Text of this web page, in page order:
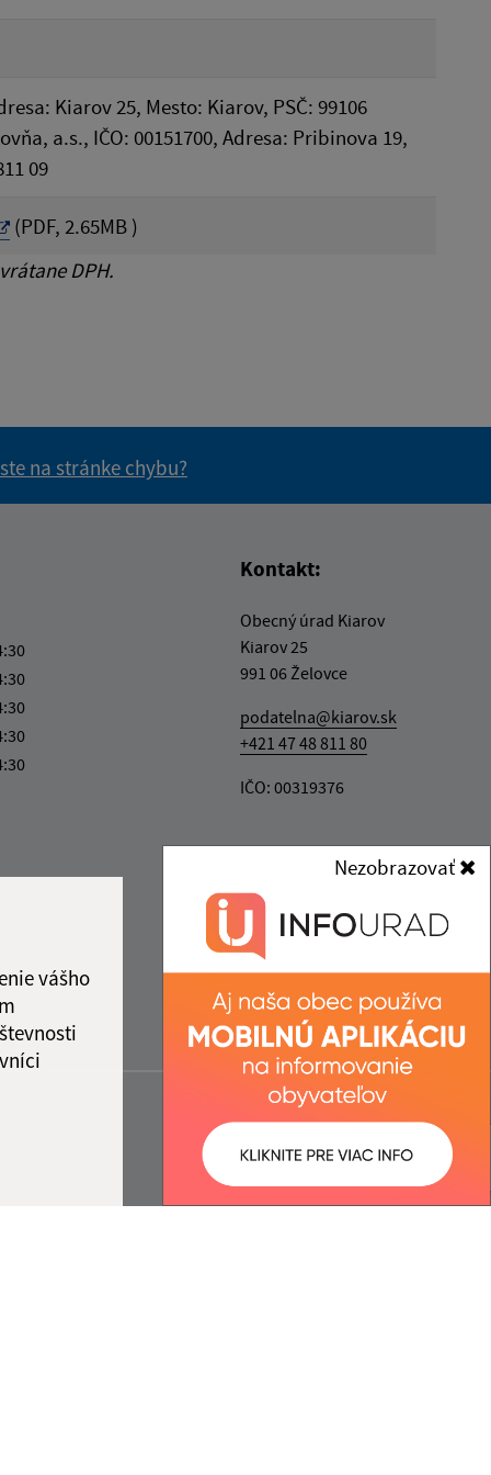
vášho
Nezobrazovať
Kiarov 25, Mesto: Kiarov, PSČ: 99106
a.s., IČO: 00151700, Adresa: Pribinova 19,
09
(PDF, 2.65MB )
DPH.
na stránke chybu?
Kontakt:
Obecný úrad Kiarov
Kiarov 25
991 06 Želovce
podatelna@kiarov.sk
+421 47 48 811 80
IČO: 00319376